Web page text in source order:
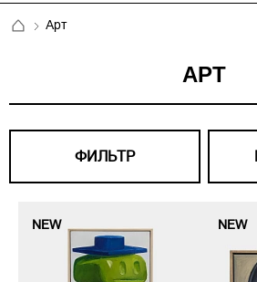
Арт
АРТ
ФИЛЬТР
NEW NEW